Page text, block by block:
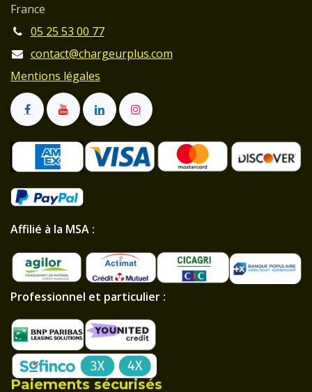
France
05 25 53 00 77
contact@chargeurplus.com
Mentions légales
Affilié à la MSA :
Professionnel et particulier :
Paiements sécurisés